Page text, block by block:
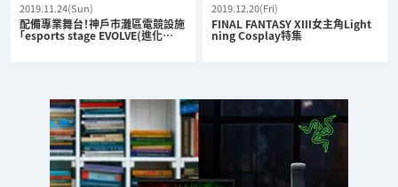
2019.11.24(Sun)
配備專業舞台！神戶市灘區電競設施
「esports stage EVOLVE(進化…
2019.12.20(Fri)
FINAL FANTASY XIII女主角Light
ning Cosplay特集